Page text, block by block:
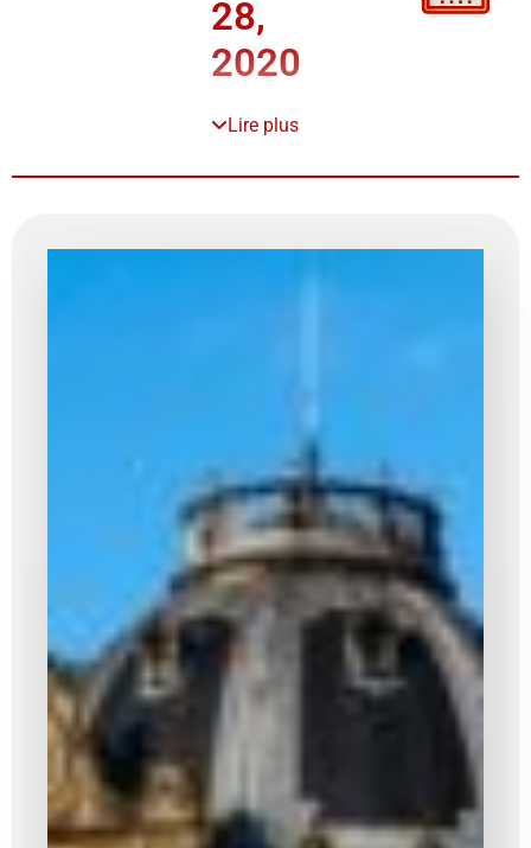
28,
2020
Lire plus